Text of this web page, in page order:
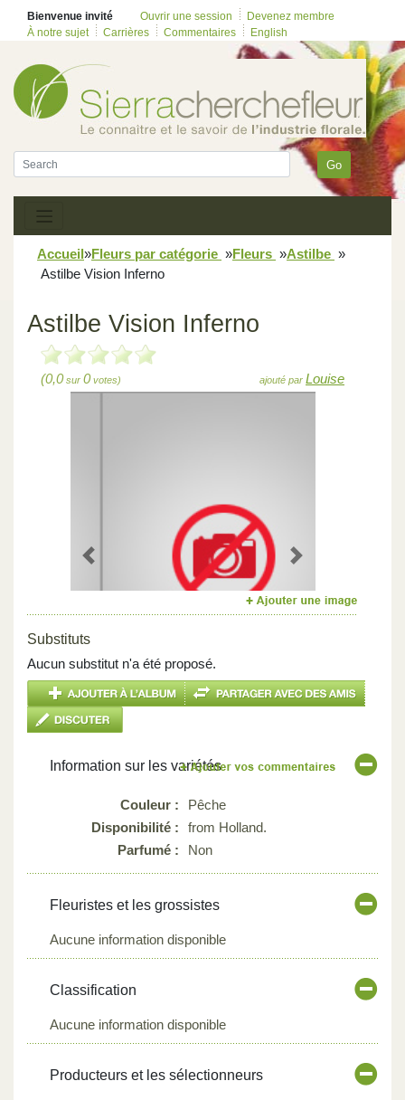
Bienvenue invité Ouvrir une session
Devenez membre
À notre sujet
Carrières Commentaires English
Go
Accueil»Fleurs par catégorie »Fleurs »Astilbe »
Astilbe Vision Inferno
Astilbe Vision Inferno
(0,0sur 0votes) ajouté par Louise
Previous Next
Substituts
Aucun substitut n'a été proposé.
Information sur les variétés
Couleur :
Pêche
Disponibilité :
from Holland.
Parfumé :
Non
Fleuristes et les grossistes
Aucune information disponible
Classification
Aucune information disponible
Producteurs et les sélectionneurs